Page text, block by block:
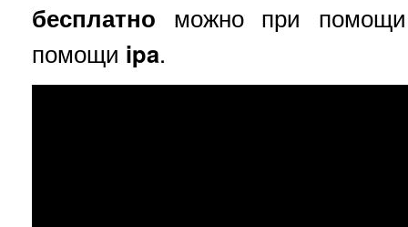
бесплатно можно при
помощи ipa.